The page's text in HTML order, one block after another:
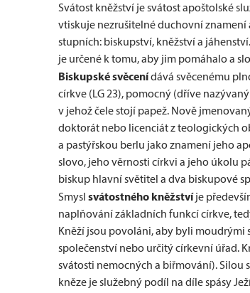
Svátost kněžství je svátost apoštolské
vtiskuje nezrušitelné duchovní znamení
stupních: biskupství, kněžství a
je určené k tomu, aby jim pomáhalo a
Biskupské svěcenídává svěcenému
církve (LG 23), pomocný (dříve
v jehož čele stojí papež. Nově
doktorát nebo licenciát z teologických
a pastýřskou berlu jako znamení jeho
slovo, jeho věrnosti církvi a jeho úkolu
biskup hlavní světitel a dva biskupové
Smysl svátostného kněžstvíje
naplňování základních funkcí církve,
Kněží jsou povoláni, aby byli
společenství nebo určitý církevní úřad.
svátosti nemocných a biřmování). Silou
kněze je služebný podíl na díle spásy